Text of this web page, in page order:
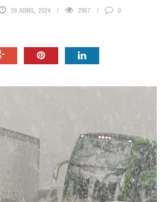
29 ABRIL, 2024 2957 0